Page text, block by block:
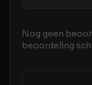
Nog geen
beoordeling